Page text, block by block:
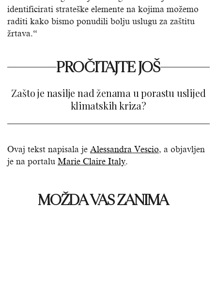
identificirati strateške elemente na kojima možemo
raditi kako bismo ponudili bolju uslugu za zaštitu
žrtava.“
PROČITAJTE JOŠ
Zašto je nasilje nad ženama u porastu uslijed
klimatskih kriza?
Ovaj tekst napisala je Alessandra Vescio, a objavljen
je na portalu Marie Claire Italy.
MOŽDA VAS ZANIMA